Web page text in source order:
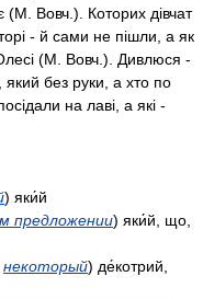
(М. Вовч.). Которих дівчат
- й сами не пішли, а як
(М. Вовч.). Дивлюся -
який без руки, а хто по
на лаві, а які -
) яки́й
предложении) яки́й, що,
некоторый) де́котрий,